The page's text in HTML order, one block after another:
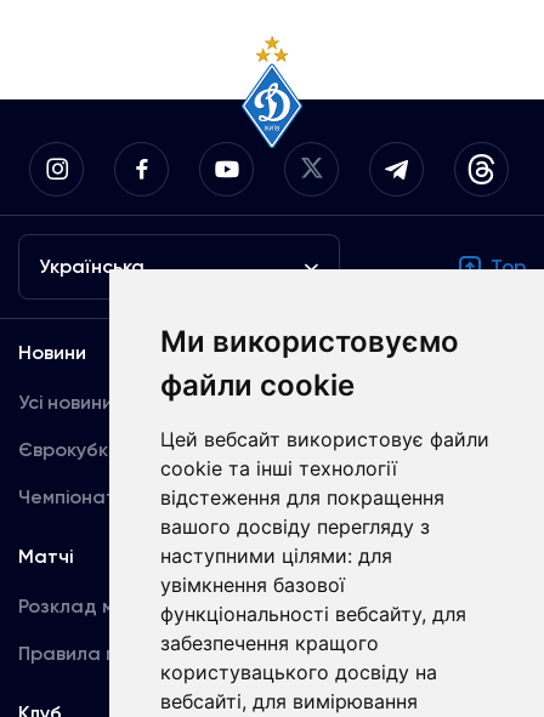
Ми використовуємо
файли cookie
Цей вебсайт використовує файли
cookie та інші технології
відстеження для покращення
вашого досвіду перегляду з
наступними цілями: для
увімкнення базової
функціональності вебсайту, для
забезпечення кращого
користувацького досвіду на
вебсайті, для вимірювання
Українська Top
Новини
Усі новини
Єврокубки
Чемпіонат України
Медіа
Динамо TV
Фотогалерея
Акредитація
Матчі
Розклад матчів
Правила поведінки
Команда
Перша команда
U19